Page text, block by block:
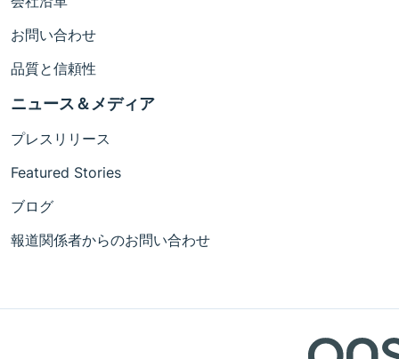
お問い合わせ
品質と信頼性
ニュース＆メディア
プレスリリース
Featured Stories
ブログ
報道関係者からのお問い合わせ